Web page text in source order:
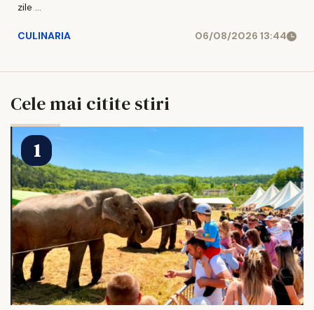
zile ...
CULINARIA 06/08/2026 13:44
Cele mai citite stiri